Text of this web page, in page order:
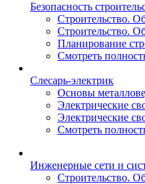
Безопасность
Строительство.
Строительство.
Планирование
Смотреть
Слесарь-электрик
Основы
Электрические
Электрические
Смотреть
Инженерные сети и
Строительство.